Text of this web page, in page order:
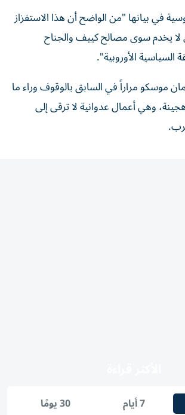
في بيانها "من الواضح أن هذا الاستفزاز
يخدم سوى مصالح كييف والجناح
الأوروبية".
موسكو مراراً في السابق بالوقوف وراء ما
وهي أعمال عدوانية لا ترقى إلى
7 أيام 30 يومًا